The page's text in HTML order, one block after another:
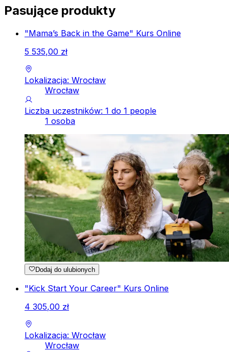
Pasujące produkty
"Mama’s Back in the Game" Kurs Online
5 535,00 zł
Lokalizacja: Wrocław
Wrocław
Liczba uczestników: 1 do 1 people
1 osoba
Dodaj do ulubionych
"Kick Start Your Career" Kurs Online
4 305,00 zł
Lokalizacja: Wrocław
Wrocław